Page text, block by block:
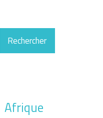
Rechercher
Afrique